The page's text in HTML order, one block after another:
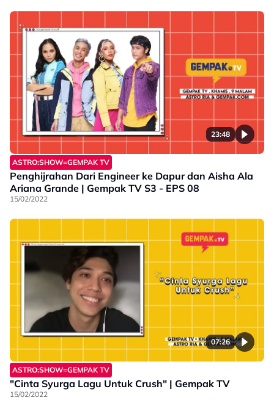
23:48
ASTRO:SHOW=GEMPAK TV
Penghijrahan Dari Engineer ke Dapur dan Aisha Ala
Ariana Grande | Gempak TV S3 - EPS 08
15/02/2022
07:26
ASTRO:SHOW=GEMPAK TV
"Cinta Syurga Lagu Untuk Crush" | Gempak TV
15/02/2022